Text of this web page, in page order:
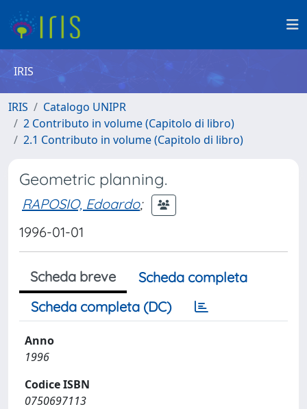
IRIS
IRIS
Catalogo UNIPR
2 Contributo in volume (Capitolo di libro)
2.1 Contributo in volume (Capitolo di libro)
Geometric planning.
RAPOSIO, Edoardo;
1996-01-01
Scheda breve
Scheda completa
Scheda completa (DC)
Anno
1996
Codice ISBN
0750697113